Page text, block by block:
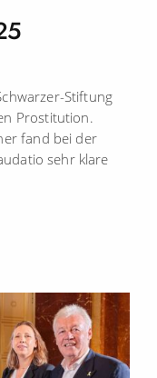
Stiftung
Prostitution.
fand bei der
sehr klare